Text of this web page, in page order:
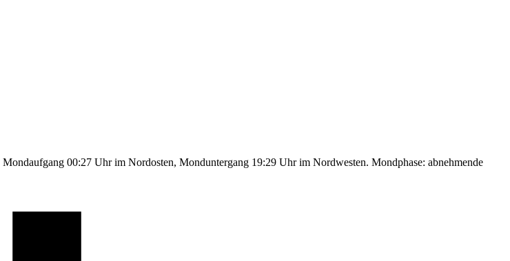
00:27 Uhr im Nordosten, Monduntergang 19:29 Uhr im Nordwesten. Mondphase: abnehmende